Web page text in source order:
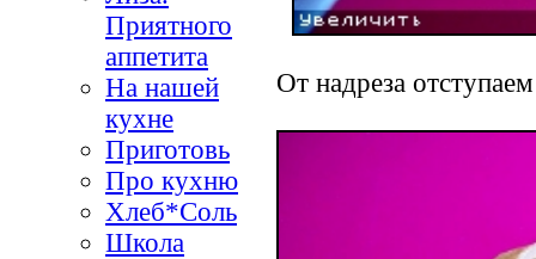
Приятного
аппетита
На нашей
кухне
Приготовь
Про кухню
Хлеб*Соль
Школа
От надреза